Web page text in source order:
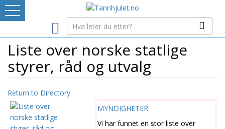
LEVERANDØRREGISTER
TANNBLOGGEN
MEDIA-INFO
Liste over norske statlige
styrer, råd og utvalg
Return to Directory
MYNDIGHETER
Vi har funnet en stor liste over
Logg inn